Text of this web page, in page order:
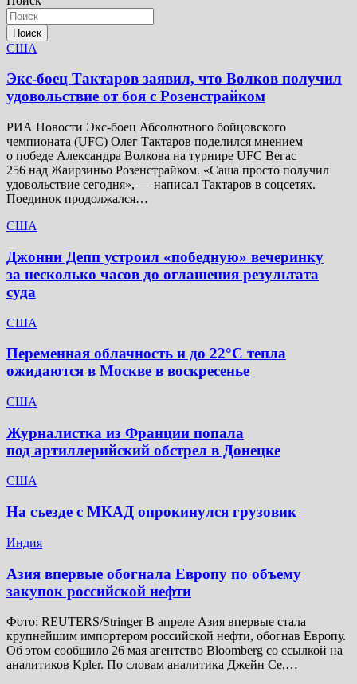
записям
Поиск
США
Экс-боец Тактаров заявил, что Волков получил
удовольствие от боя с Розенстрайком
РИА Новости Экс-боец Абсолютного бойцовского
чемпионата (UFC) Олег Тактаров поделился мнением
о победе Александра Волкова на турнире UFC Вегас
256 над Жаирзиньо Розенстрайком. «Саша просто получил
удовольствие сегодня», — написал Тактаров в соцсетях.
Поединок продолжался…
США
Джонни Депп устроил «победную» вечеринку
за несколько часов до оглашения результата
суда
США
Переменная облачность и до 22°C тепла
ожидаются в Москве в воскресенье
США
Журналистка из Франции попала
под артиллерийский обстрел в Донецке
США
На съезде с МКАД опрокинулся грузовик
Индия
Азия впервые обогнала Европу по объему
закупок российской нефти
Фото: REUTERS/Stringer В апреле Азия впервые стала
крупнейшим импортером российской нефти, обогнав Европу.
Об этом сообщило 26 мая агентство Bloomberg со ссылкой на
аналитиков Kpler. По словам аналитика Джейн Се,…